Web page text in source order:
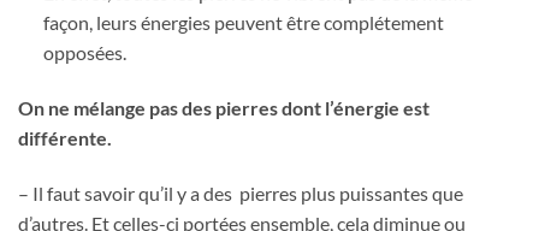
façon, leurs énergies peuvent être complétement
opposées.
On ne mélange pas des pierres dont l’énergie est
différente.
– Il faut savoir qu’il y a des pierres plus puissantes que
d’autres. Et celles-ci portées ensemble, cela diminue ou